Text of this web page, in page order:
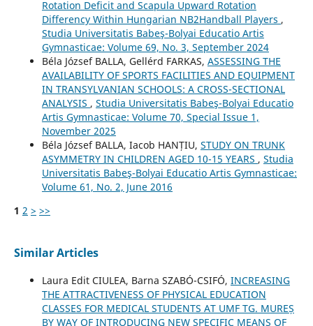
Rotation Deficit and Scapula Upward Rotation
Differency Within Hungarian NB2Handball Players ,
Studia Universitatis Babeş-Bolyai Educatio Artis
Gymnasticae: Volume 69, No. 3, September 2024
Béla József BALLA, Gellérd FARKAS, ASSESSING THE
AVAILABILITY OF SPORTS FACILITIES AND EQUIPMENT
IN TRANSYLVANIAN SCHOOLS: A CROSS-SECTIONAL
ANALYSIS , Studia Universitatis Babeş-Bolyai Educatio
Artis Gymnasticae: Volume 70, Special Issue 1,
November 2025
Béla József BALLA, Iacob HANȚIU, STUDY ON TRUNK
ASYMMETRY IN CHILDREN AGED 10-15 YEARS , Studia
Universitatis Babeş-Bolyai Educatio Artis Gymnasticae:
Volume 61, No. 2, June 2016
1 2 > >>
Similar Articles
Laura Edit CIULEA, Barna SZABÓ-CSIFÓ, INCREASING
THE ATTRACTIVENESS OF PHYSICAL EDUCATION
CLASSES FOR MEDICAL STUDENTS AT UMF TG. MUREȘ
BY WAY OF INTRODUCING NEW SPECIFIC MEANS OF